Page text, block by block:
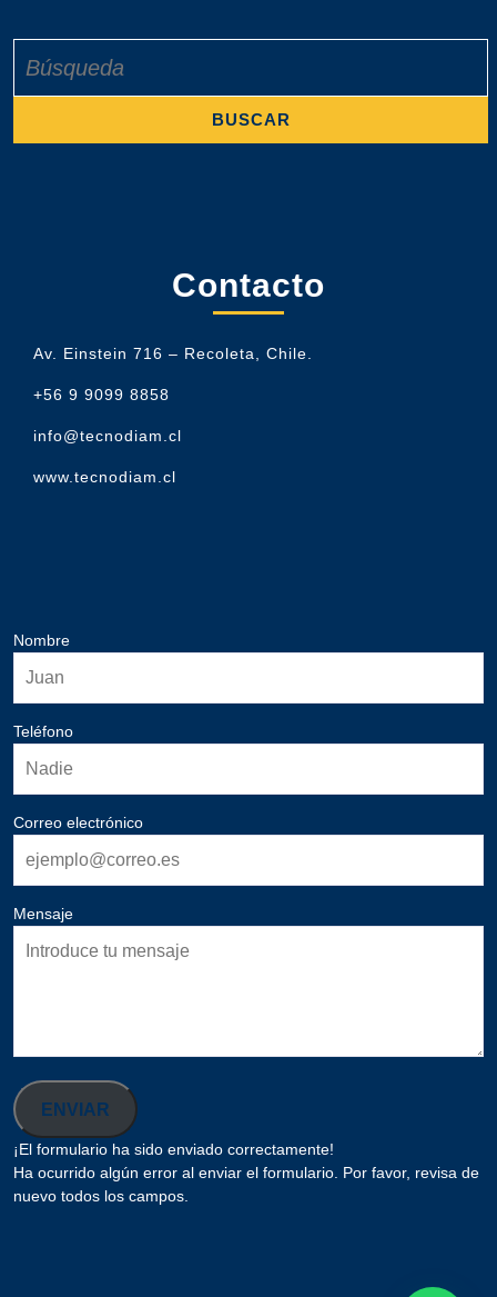
Contacto
Av. Einstein 716 – Recoleta, Chile.
+56 9 9099 8858
info@tecnodiam.cl
www.tecnodiam.cl
Nombre
Teléfono
Correo electrónico
Mensaje
ENVIAR
¡El formulario ha sido enviado correctamente!
Ha ocurrido algún error al enviar el formulario. Por favor, revisa de
nuevo todos los campos.